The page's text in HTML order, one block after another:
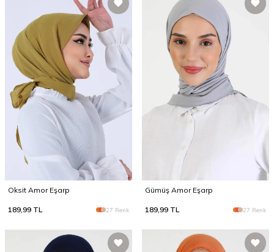
Oksit Amor Eşarp
189,99 TL 27 Renk
Gümüş Amor Eşarp
189,99 TL 27 Renk